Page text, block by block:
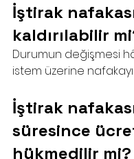
İştirak
kaldırılabilir
Durumun değişmesi
istem üzerine nafakayı
İştirak
süresince
hükmedilir mi?